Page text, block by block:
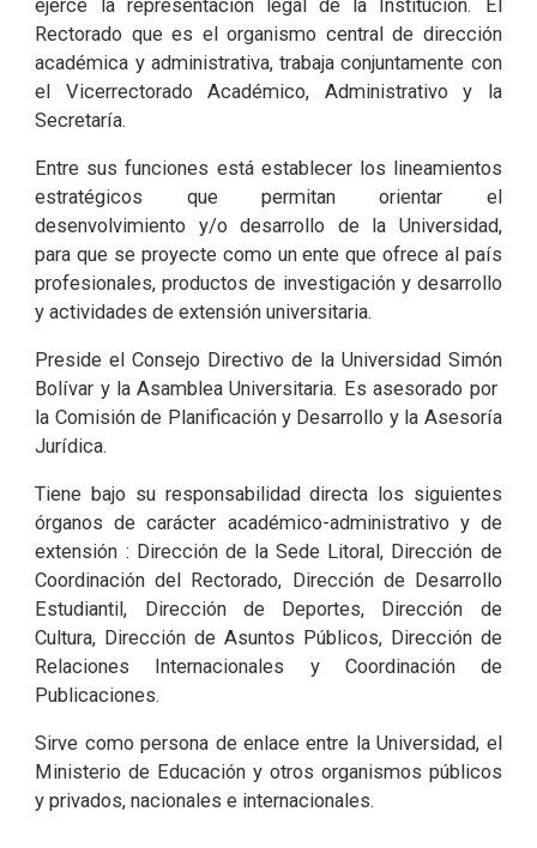
ejerce la representación legal de la Institución. El
Rectorado que es el organismo central de dirección
académica y administrativa, trabaja conjuntamente con
el Vicerrectorado Académico, Administrativo y la
Secretaría.
Entre sus funciones está establecer los lineamientos
estratégicos que permitan orientar el
desenvolvimiento y/o desarrollo de la Universidad,
para que se proyecte como un ente que ofrece al país
profesionales, productos de investigación y desarrollo
y actividades de extensión universitaria.
Preside el Consejo Directivo de la Universidad Simón
Bolívar y la Asamblea Universitaria. Es asesorado por
la Comisión de Planificación y Desarrollo y la Asesoría
Jurídica.
Tiene bajo su responsabilidad directa los siguientes
órganos de carácter académico-administrativo y de
extensión : Dirección de la Sede Litoral, Dirección de
Coordinación del Rectorado, Dirección de Desarrollo
Estudiantil, Dirección de Deportes, Dirección de
Cultura, Dirección de Asuntos Públicos, Dirección de
Relaciones Internacionales y Coordinación de
Publicaciones.
Sirve como persona de enlace entre la Universidad, el
Ministerio de Educación y otros organismos públicos
y privados, nacionales e internacionales.